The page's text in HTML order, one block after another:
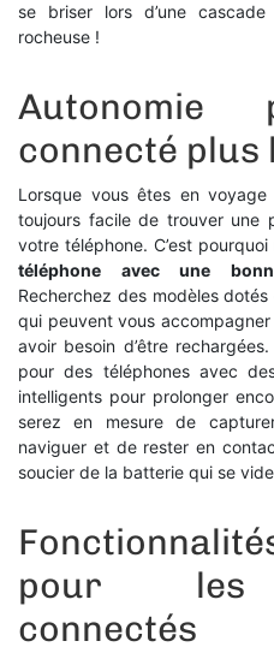
se briser lors d’une
rocheuse !
Autonomie
connecté plus
Lorsque vous êtes en
toujours facile de trouver une
votre téléphone. C’est pourquoi
téléphone avec une
Recherchez des modèles
qui peuvent vous
avoir besoin d’être
pour des téléphones avec
intelligents pour prolonger
serez en mesure de
naviguer et de rester en
soucier de la batterie qui se
pour les
connectés